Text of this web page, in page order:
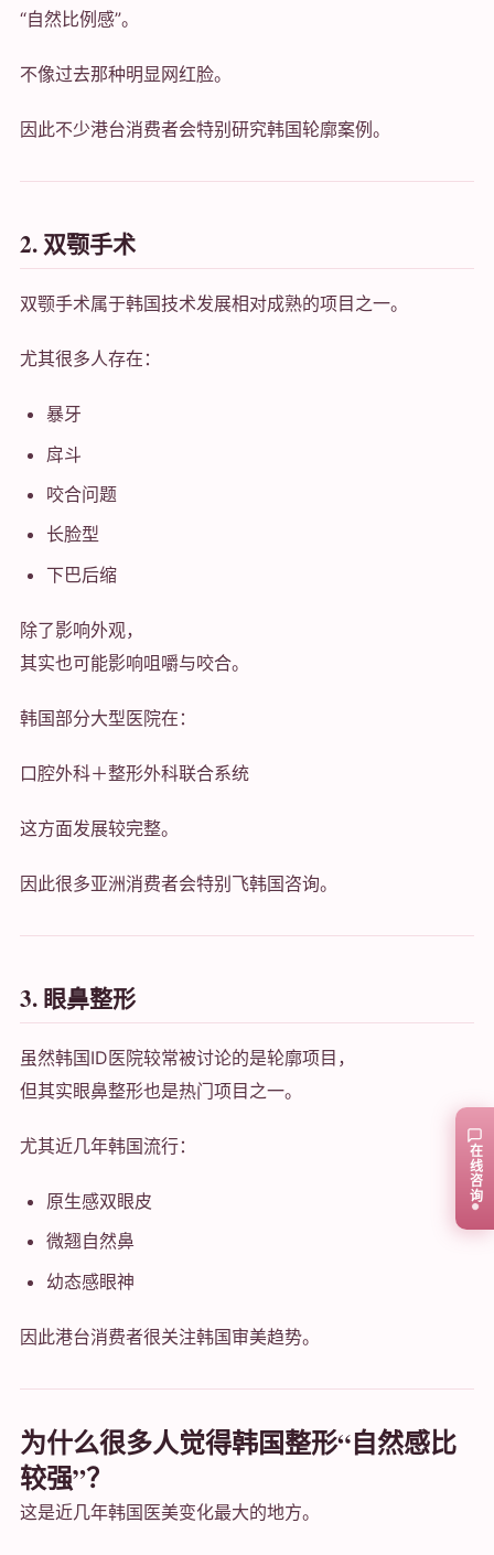
“自然比例感”。
不像过去那种明显网红脸。
因此不少港台消费者会特别研究韩国轮廓案例。
2. 双颚手术
双颚手术属于韩国技术发展相对成熟的项目之一。
尤其很多人存在：
暴牙
戽斗
咬合问题
长脸型
下巴后缩
除了影响外观，
其实也可能影响咀嚼与咬合。
韩国部分大型医院在：
口腔外科＋整形外科联合系统
这方面发展较完整。
因此很多亚洲消费者会特别飞韩国咨询。
3. 眼鼻整形
虽然韩国ID医院较常被讨论的是轮廓项目，
但其实眼鼻整形也是热门项目之一。
尤其近几年韩国流行：
原生感双眼皮
微翘自然鼻
幼态感眼神
因此港台消费者很关注韩国审美趋势。
为什么很多人觉得韩国整形“自然感比
较强”？
这是近几年韩国医美变化最大的地方。
在线咨询